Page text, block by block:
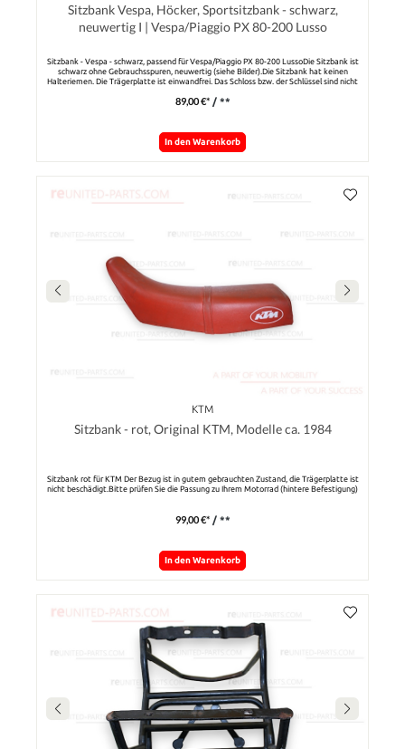
Sitzbank Vespa, Höcker, Sportsitzbank - schwarz,
neuwertig I | Vespa/Piaggio PX 80-200 Lusso
Sitzbank - Vespa - schwarz, passend für Vespa/Piaggio PX 80-200 LussoDie Sitzbank ist
schwarz ohne Gebrauchsspuren, neuwertig (siehe Bilder).Die Sitzbank hat keinen
Halteriemen. Die Trägerplatte ist einwandfrei. Das Schloss bzw. der Schlüssel sind nicht
89,00 €* / **
In den Warenkorb
KTM
Sitzbank - rot, Original KTM, Modelle ca. 1984
Sitzbank rot für KTM Der Bezug ist in gutem gebrauchten Zustand, die Trägerplatte ist
nicht beschädigt.Bitte prüfen Sie die Passung zu Ihrem Motorrad (hintere Befestigung)
99,00 €* / **
In den Warenkorb